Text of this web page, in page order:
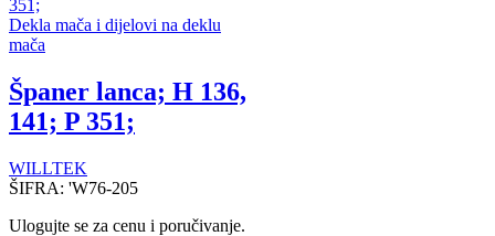
Dekla mača i dijelovi na deklu
mača
Španer lanca; H 136,
141; P 351;
WILLTEK
ŠIFRA: 'W76-205
Ulogujte se za cenu i poručivanje.